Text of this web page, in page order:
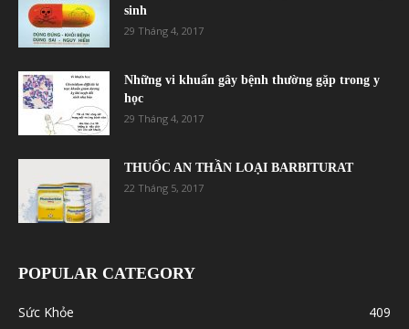
sinh
29 Tháng 4, 2017
Những vi khuẩn gây bệnh thường gặp trong y
học
29 Tháng 4, 2017
THUỐC AN THẦN LOẠI BARBITURAT
22 Tháng 5, 2017
POPULAR CATEGORY
Sức Khỏe
409